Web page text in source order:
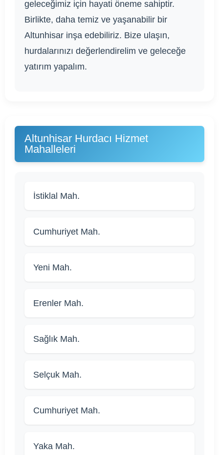
geleceğimiz için hayati öneme sahiptir.
Birlikte, daha temiz ve yaşanabilir bir
Altunhisar inşa edebiliriz. Bize ulaşın,
hurdalarınızı değerlendirelim ve geleceğe
yatırım yapalım.
Altunhisar Hurdacı Hizmet
Mahalleleri
İstiklal Mah.
Cumhuriyet Mah.
Yeni Mah.
Erenler Mah.
Sağlık Mah.
Selçuk Mah.
Cumhuriyet Mah.
Yaka Mah.